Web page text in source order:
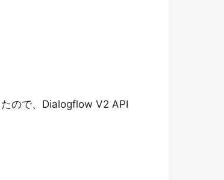
ので、Dialogflow V2 API